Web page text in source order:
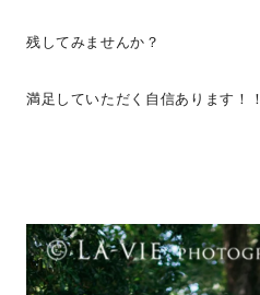
残してみませんか？
満足していただく自信あります！！